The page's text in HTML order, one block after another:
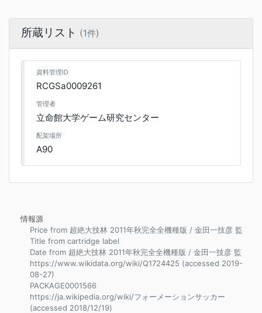
所蔵リスト (1件)
資料管理ID
RCGSa0009261
管理者
立命館大学ゲーム研究センター
配架場所
A90
情報源
Price from 超絶大技林 2011年秋完全全機種版 / 金田一技彦 監
Title from cartridge label
Date from 超絶大技林 2011年秋完全全機種版 / 金田一技彦 監
https://www.wikidata.org/wiki/Q1724425 (accessed 2019-
08-27)
PACKAGE0001566
https://ja.wikipedia.org/wiki/フォーメーションサッカー
(accessed 2018/12/19)